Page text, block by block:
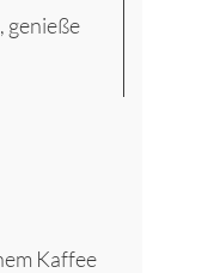
genieße
Kaffee